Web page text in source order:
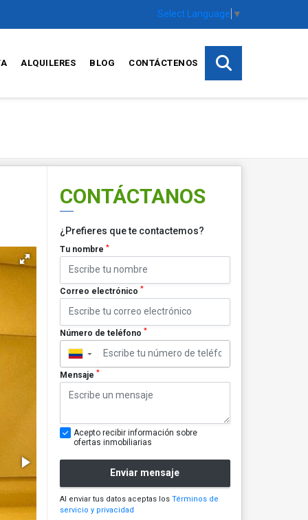
Select Language ▼
ALQUILERES BLOG CONTÁCTENOS
CONTÁCTANOS
¿Prefieres que te contactemos?
Tu nombre *
Correo electrónico *
Número de teléfono *
▼
Mensaje *
Acepto recibir información sobre
ofertas inmobiliarias
Enviar mensaje
Al enviar tus datos aceptas los Términos de
servicio y privacidad